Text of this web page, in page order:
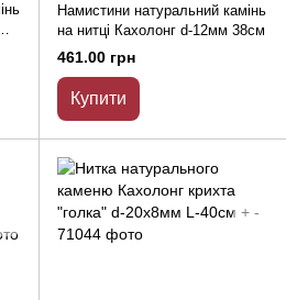
Намистини натуральний камінь
на нитці Кахолонг d-12мм 38см
461.00 грн
Купити